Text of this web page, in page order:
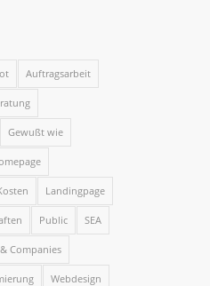
Auftragsarbeit
Gewußt wie
Landingpage
Public SEA
Companies
Webdesign